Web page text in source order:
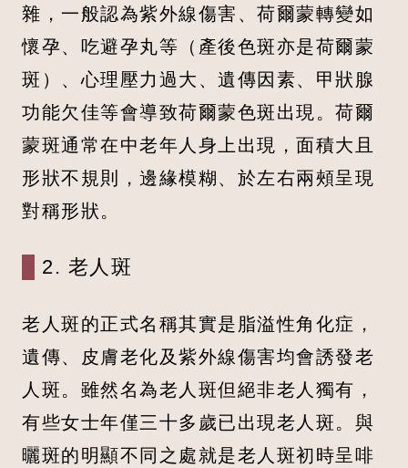
雜，一般認為紫外線傷害、荷爾蒙轉變如
懷孕、吃避孕丸等（產後色斑亦是荷爾蒙
斑）、心理壓力過大、遺傳因素、甲狀腺
功能欠佳等會導致荷爾蒙色斑出現。荷爾
蒙斑通常在中老年人身上出現，面積大且
形狀不規則，邊緣模糊、於左右兩頰呈現
對稱形狀。
2. 老人斑
老人斑的正式名稱其實是脂溢性角化症，
遺傳、皮膚老化及紫外線傷害均會誘發老
人斑。雖然名為老人斑但絕非老人獨有，
有些女士年僅三十多歲已出現老人斑。與
曬斑的明顯不同之處就是老人斑初時呈啡